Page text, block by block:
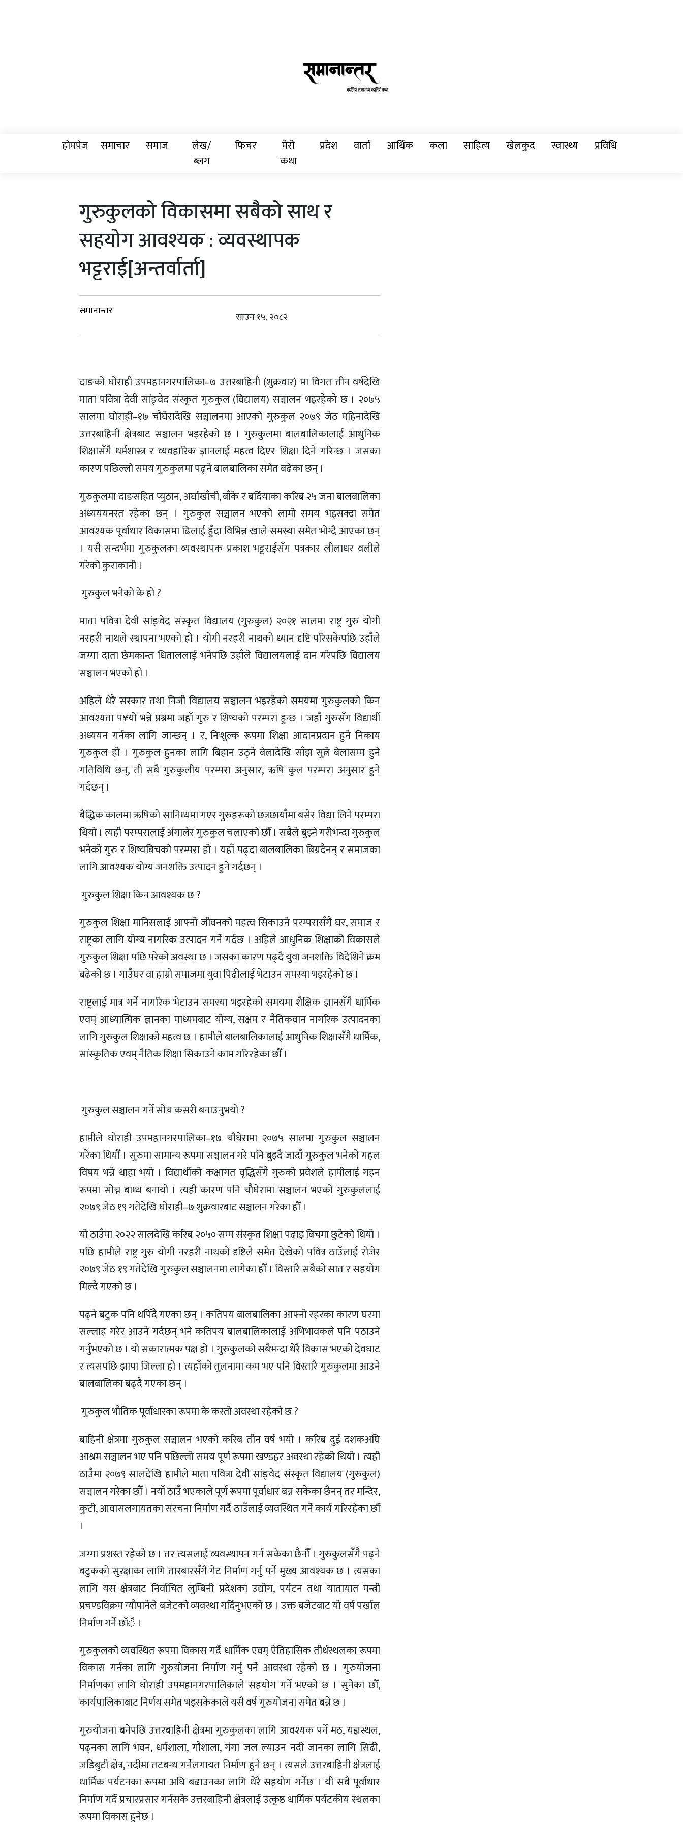
होमपेज समाचार समाज
लेख/
ब्लग
फिचर
मेरो
कथा
प्रदेश वार्ता आर्थिक कला साहित्य खेलकुद स्वास्थ्य प्रविधि
गुरुकुलको विकासमा सबैको साथ र
सहयोग आवश्यक : व्यवस्थापक
भट्टराई[अन्तर्वार्ता]
समानान्तर साउन १५, २०८२
दाङको घोराही उपमहानगरपालिका–७ उत्तरबाहिनी (शुक्रवार) मा विगत तीन वर्षदेखि
माता पवित्रा देवी सांङ्वेद संस्कृत गुरुकुल (विद्यालय) सञ्चालन भइरहेको छ । २०७५
सालमा घोराही–१७ चौघेरादेखि सञ्चालनमा आएको गुरुकुल २०७९ जेठ महिनादेखि
उत्तरबाहिनी क्षेत्रबाट सञ्चालन भइरहेको छ । गुरुकुलमा बालबालिकालाई आधुनिक
शिक्षासँगै धर्मशास्त्र र व्यवहारिक ज्ञानलाई महत्व दिएर शिक्षा दिने गरिन्छ । जसका
कारण पछिल्लो समय गुरुकुलमा पढ्ने बालबालिका समेत बढेका छन् ।
गुरुकुलमा दाङसहित प्युठान, अर्घाखाँची, बाँके र बर्दियाका करिब २५ जना बालबालिका
अध्यययनरत रहेका छन् । गुरुकुल सञ्चालन भएको लामो समय भइसक्दा समेत
आवश्यक पूर्वाधार विकासमा ढिलाई हुँदा विभिन्न खाले समस्या समेत भोग्दै आएका छन्
। यसै सन्दर्भमा गुरुकुलका व्यवस्थापक प्रकाश भट्टराईसँग पत्रकारलीलाधर वलीले
गरेको कुराकानी ।
 गुरुकुल भनेको के हो ?
माता पवित्रा देवी सांङ्वेद संस्कृत विद्यालय (गुरुकुल) २०२१ सालमा राष्ट्र गुरु योगी
नरहरी नाथले स्थापना भएको हो । योगी नरहरी नाथको ध्यान दृष्टि परिसकेपछि उहाँले
जग्गा दाता छेमकान्त धिताललाई भनेपछि उहाँले विद्यालयलाई दान गरेपछि विद्यालय
सञ्चालन भएको हो ।
अहिले धेरै सरकार तथा निजी विद्यालय सञ्चालन भइरहेको समयमा गुरुकुलको किन
आवश्यता प¥यो भन्ने प्रश्नमा जहाँ गुरु र शिष्यको परम्परा हुन्छ । जहाँ गुरुसँग विद्यार्थी
अध्ययन गर्नका लागि जान्छन् । र, निःशुल्क रूपमा शिक्षा आदानप्रदान हुने निकाय
गुरुकुल हो । गुरुकुल हुनका लागि बिहान उठ्ने बेलादेखि साँझ सुत्ने बेलासम्म हुने
गतिविधि छन्, ती सबै गुरुकुलीय परम्परा अनुसार, ऋषि कुल परम्परा अनुसार हुने
गर्दछन् ।
बैद्धिक कालमा ऋषिको सानिध्यमा गएर गुरुहरूको छत्रछायाँमा बसेर विद्या लिने परम्परा
थियो । त्यही परम्परालाई अंगालेर गुरुकुल चलाएको छौँ । सबैले बुझ्ने गरीभन्दा गुरुकुल
भनेको गुरु र शिष्यबिचको परम्परा हो । यहाँ पढ्दा बालबालिका बिग्रदैनन् र समाजका
लागि आवश्यक योग्य जनशक्ति उत्पादन हुने गर्दछन् ।
 गुरुकुल शिक्षा किन आवश्यक छ ?
गुरुकुल शिक्षा मानिसलाई आफ्नो जीवनको महत्व सिकाउने परम्परासँगै घर, समाज र
राष्ट्रका लागि योग्य नागरिक उत्पादन गर्ने गर्दछ । अहिले आधुनिक शिक्षाको विकासले
गुरुकुल शिक्षा पछि परेको अवस्था छ । जसका कारण पढ्दै युवा जनशक्ति विदेशिने क्रम
बढेको छ । गाउँघर वा हाम्रो समाजमा युवा पिढीलाई भेटाउन समस्या भइरहेको छ ।
राष्ट्रलाई मात्र गर्ने नागरिक भेटाउन समस्या भइरहेको समयमा शैक्षिक ज्ञानसँगै धार्मिक
एवम् आध्यात्मिक ज्ञानका माध्यमबाट योग्य, सक्षम र नैतिकवान नागरिक उत्पादनका
लागि गुरुकुल शिक्षाको महत्व छ । हामीले बालबालिकालाई आधुनिक शिक्षासँगै धार्मिक,
सांस्कृतिक एवम् नैतिक शिक्षा सिकाउने काम गरिरहेका छौँ ।
 गुरुकुल सञ्चालन गर्ने सोच कसरी बनाउनुभयो ?
हामीले घोराही उपमहानगरपालिका–१७ चौघेरामा २०७५ सालमा गुरुकुल सञ्चालन
गरेका थियौँ । सुरुमा सामान्य रूपमा सञ्चालन गरे पनि बुझ्दै जादाँ गुरुकुल भनेको गहल
विषय भन्ने थाहा भयो । विद्यार्थीको कक्षागत वृद्धिसँगै गुरुको प्रवेशले हामीलाई गहन
रूपमा सोच्न बाध्य बनायो । त्यही कारण पनि चौघेरामा सञ्चालन भएको गुरुकुललाई
२०७९ जेठ १९ गतेदेखि घोराही–७ शुक्रवारबाट सञ्चालन गरेका हौँ ।
यो ठाउँमा २०२२ सालदेखि करिब २०५० सम्म संस्कृत शिक्षा पढाइ बिचमा छुटेको थियो ।
पछि हामीले राष्ट्र गुरु योगी नरहरी नाथको दृष्टिले समेत देखेको पवित्र ठाउँलाई रोजेर
२०७९ जेठ १९ गतेदेखि गुरुकुल सञ्चालनमा लागेका हौँ । विस्तारै सबैको सात र सहयोग
मिल्दै गएको छ ।
पढ्ने बटुक पनि थपिँदै गएका छन् । कतिपय बालबालिका आफ्नो रहरका कारण घरमा
सल्लाह गरेर आउने गर्दछन् भने कतिपय बालबालिकालाई अभिभावकले पनि पठाउने
गर्नुभएको छ । यो सकारात्मक पक्ष हो । गुरुकुलको सबैभन्दा धेरै विकास भएको देवघाट
र त्यसपछि झापा जिल्ला हो । त्यहाँको तुलनामा कम भए पनि विस्तारै गुरुकुलमा आउने
बालबालिका बढ्दै गएका छन् ।
 गुरुकुल भौतिक पूर्वाधारका रूपमा के कस्तो अवस्था रहेको छ ?
बाहिनी क्षेत्रमा गुरुकुल सञ्चालन भएको करिब तीन वर्ष भयो । करिब दुई दशकअघि
आश्रम सञ्चालन भए पनि पछिल्लो समय पूर्ण रूपमा खण्डहर अवस्था रहेको थियो । त्यही
ठाउँमा २०७९ सालदेखि हामीले माता पवित्रा देवी सांङ्वेद संस्कृत विद्यालय (गुरुकुल)
सञ्चालन गरेका छौँ । नयाँ ठाउँ भएकाले पूर्ण रूपमा पूर्वाधार बन्न सकेका छैनन् तर मन्दिर,
कुटी, आवासलगायतका संरचना निर्माण गर्दै ठाउँलाई व्यवस्थित गर्ने कार्य गरिरहेका छौँ
।
जग्गा प्रशस्त रहेको छ । तर त्यसलाई व्यवस्थापन गर्न सकेका छैनौँ । गुरुकुलसँगै पढ्ने
बटुकको सुरक्षाका लागि तारबारसँगै गेट निर्माण गर्नु पर्ने मुख्य आवश्यक छ । त्यसका
लागि यस क्षेत्रबाट निर्वाचित लुम्बिनी प्रदेशका उद्योग, पर्यटन तथा यातायात मन्त्री
प्रचण्डविक्रम न्यौपानेले बजेटको व्यवस्था गर्दिनुभएको छ । उक्त बजेटबाट यो वर्ष पर्खाल
निर्माण गर्ने छाँै ।
गुरुकुलको व्यवस्थित रूपमा विकास गर्दै धार्मिक एवम् ऐतिहासिक तीर्थस्थलका रूपमा
विकास गर्नका लागि गुरुयोजना निर्माण गर्नु पर्ने आवस्था रहेको छ । गुरुयोजना
निर्माणका लागि घोराही उपमहानगरपालिकाले सहयोग गर्ने भएको छ । सुनेका छौँ,
कार्यपालिकाबाट निर्णय समेत भइसकेकाले यसै वर्ष गुरुयोजना समेत बन्ने छ ।
गुरुयोजना बनेपछि उत्तरबाहिनी क्षेत्रमा गुरुकुलका लागि आवश्यक पर्ने मठ, यज्ञस्थल,
पढ्नका लागि भवन, धर्मशाला, गौशाला, गंगा जल ल्याउन नदी जानका लागि सिढी,
जडिबुटी क्षेत्र, नदीमा तटबन्ध गर्नेलगायत निर्माण हुने छन् । त्यसले उत्तरबाहिनी क्षेत्रलाई
धार्मिक पर्यटनका रूपमा अघि बढाउनका लागि धेरै सहयोग गर्नेछ । यी सबै पूर्वाधार
निर्माण गर्दै प्रचारप्रसार गर्नसके उत्तरबाहिनी क्षेत्रलाई उत्कृष्ठ धार्मिक पर्यटकीय स्थलका
रूपमा विकास हुनेछ ।